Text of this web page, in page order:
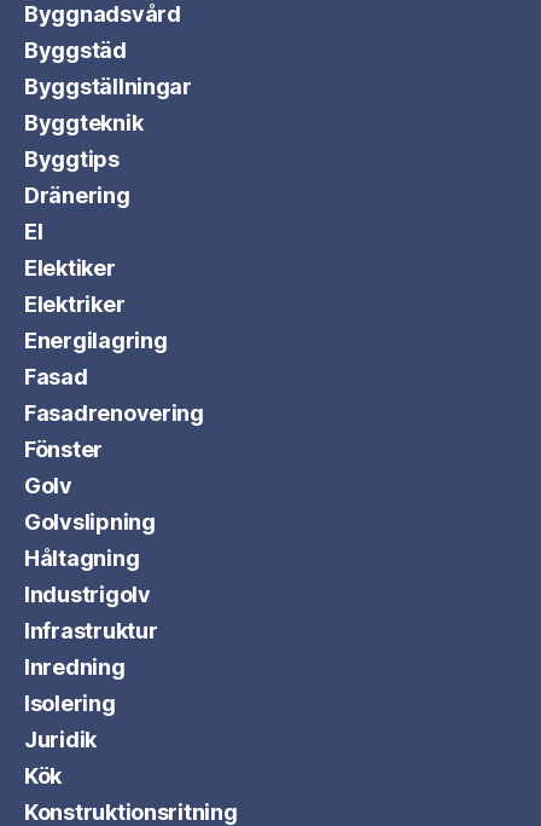
Byggnadsvård
Byggstäd
Byggställningar
Byggteknik
Byggtips
Dränering
El
Elektiker
Elektriker
Energilagring
Fasad
Fasadrenovering
Fönster
Golv
Golvslipning
Håltagning
Industrigolv
Infrastruktur
Inredning
Isolering
Juridik
Kök
Konstruktionsritning